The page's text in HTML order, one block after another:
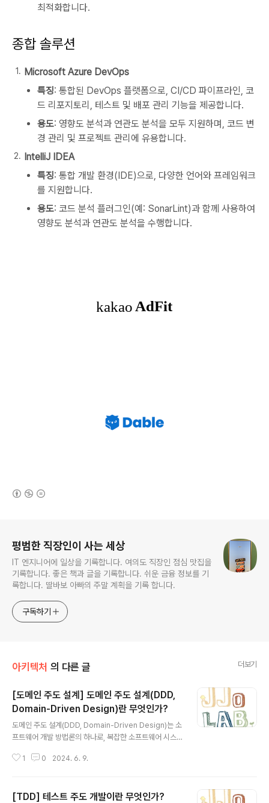
최적화합니다.
종합 솔루션
Microsoft Azure DevOps
특징: 통합된 DevOps 플랫폼으로, CI/CD 파이프라인, 코
드 리포지토리, 테스트 및 배포 관리 기능을 제공합니다.
용도: 영향도 분석과 연관도 분석을 모두 지원하며, 코드 변
경 관리 및 프로젝트 관리에 유용합니다.
IntelliJ IDEA
특징: 통합 개발 환경(IDE)으로, 다양한 언어와 프레임워크
를 지원합니다.
용도: 코드 분석 플러그인(예: SonarLint)과 함께 사용하여
영향도 분석과 연관도 분석을 수행합니다.
평범한 직장인이 사는 세상
IT 엔지니어에 일상을 기록합니다. 여의도 직장인 점심 맛집을
기록합니다. 좋은 책과 글을 기록합니다. 쉬운 금융 정보를 기
록합니다. 딸바보 아빠의 주말 계획을 기록 합니다.
구독하기
아키텍처 의 다른 글 더보기
[도메인 주도 설계] 도메인 주도 설계(DDD,
Domain-Driven Design)란 무엇인가?
도메인 주도 설계(DDD, Domain-Driven Design)는 소
프트웨어 개발 방법론의 하나로, 복잡한 소프트웨어 시스
입니다. 이 방법론은 에릭 에반스(Eric Evans)가 그의 책
개발 팀과 도메인 전문가들이 긴밀하게 협력하여 도메인
1 0 2024. 6. 9.
[TDD] 테스트 주도 개발이란 무엇인가?